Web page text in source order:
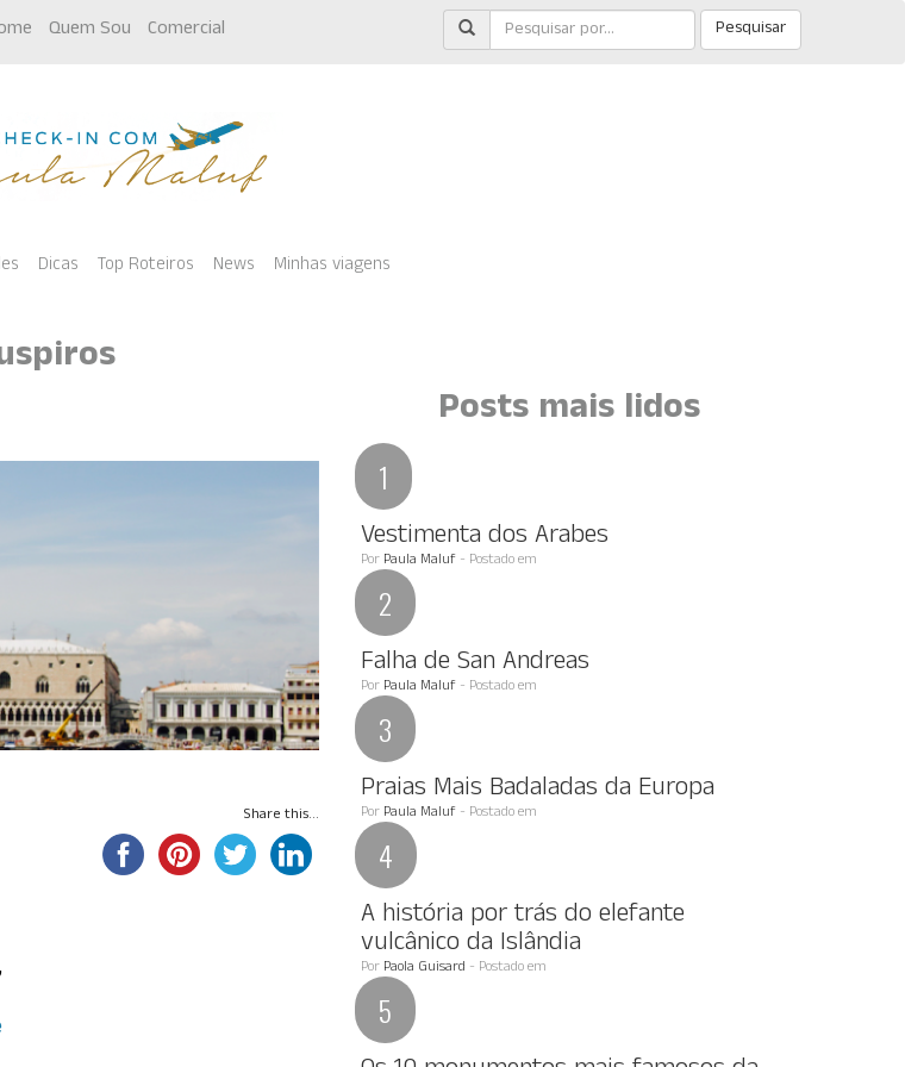
Quem Sou Comercial Pesquisar
Dicas Top Roteiros News Minhas viagens
,
Share this...
Posts mais lidos
Vestimenta dos Arabes
Por Paula Maluf - Postado em
Falha de San Andreas
Por Paula Maluf - Postado em
Praias Mais Badaladas da Europa
Por Paula Maluf - Postado em
A história por trás do elefante
vulcânico da Islândia
Por Paola Guisard - Postado em